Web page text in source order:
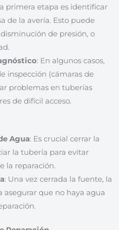
primera etapa es identificar
de la avería. Esto puede
de presión, o
: En algunos casos,
inspección (cámaras de
problemas en tuberías
de difícil acceso.
Agua: Es crucial cerrar la
la tubería para evitar
la reparación.
: Una vez cerrada la fuente, la
asegurar que no haya agua